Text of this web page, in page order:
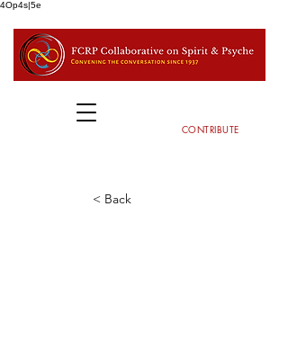
4Op4s|5e
CONTRIBUTE
< Back